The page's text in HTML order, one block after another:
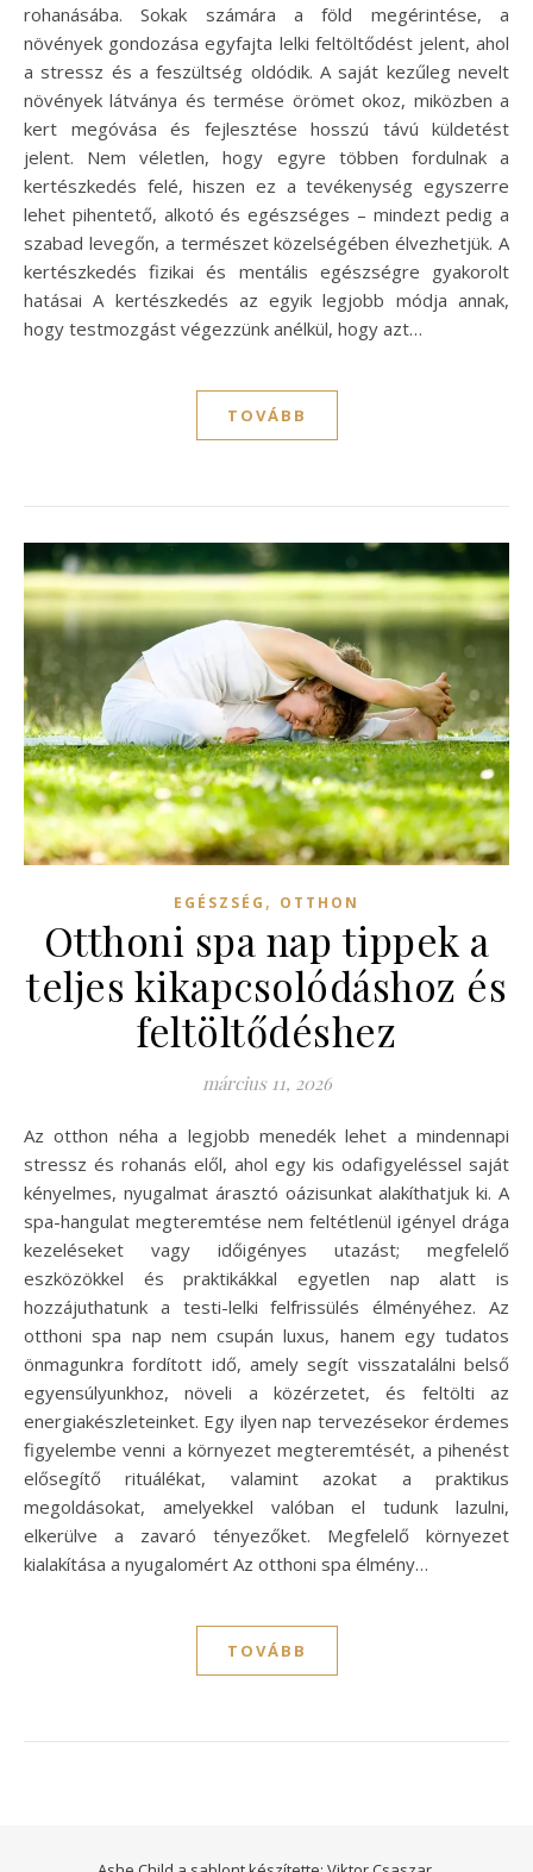
rohanásába. Sokak számára a föld megérintése, a
növények gondozása egyfajta lelki feltöltődést jelent, ahol
a stressz és a feszültség oldódik. A saját kezűleg nevelt
növények látványa és termése örömet okoz, miközben a
kert megóvása és fejlesztése hosszú távú küldetést
jelent. Nem véletlen, hogy egyre többen fordulnak a
kertészkedés felé, hiszen ez a tevékenység egyszerre
lehet pihentető, alkotó és egészséges – mindezt pedig a
szabad levegőn, a természet közelségében élvezhetjük. A
kertészkedés fizikai és mentális egészségre gyakorolt
hatásai A kertészkedés az egyik legjobb módja annak,
hogy testmozgást végezzünk anélkül, hogy azt…
TOVÁBB
EGÉSZSÉG , OTTHON
Otthoni spa nap tippek a
teljes kikapcsolódáshoz és
feltöltődéshez
március 11, 2026
Az otthon néha a legjobb menedék lehet a mindennapi
stressz és rohanás elől, ahol egy kis odafigyeléssel saját
kényelmes, nyugalmat árasztó oázisunkat alakíthatjuk ki. A
spa-hangulat megteremtése nem feltétlenül igényel drága
kezeléseket vagy időigényes utazást; megfelelő
eszközökkel és praktikákkal egyetlen nap alatt is
hozzájuthatunk a testi-lelki felfrissülés élményéhez. Az
otthoni spa nap nem csupán luxus, hanem egy tudatos
önmagunkra fordított idő, amely segít visszatalálni belső
egyensúlyunkhoz, növeli a közérzetet, és feltölti az
energiakészleteinket. Egy ilyen nap tervezésekor érdemes
figyelembe venni a környezet megteremtését, a pihenést
elősegítő rituálékat, valamint azokat a praktikus
megoldásokat, amelyekkel valóban el tudunk lazulni,
elkerülve a zavaró tényezőket. Megfelelő környezet
kialakítása a nyugalomért Az otthoni spa élmény…
TOVÁBB